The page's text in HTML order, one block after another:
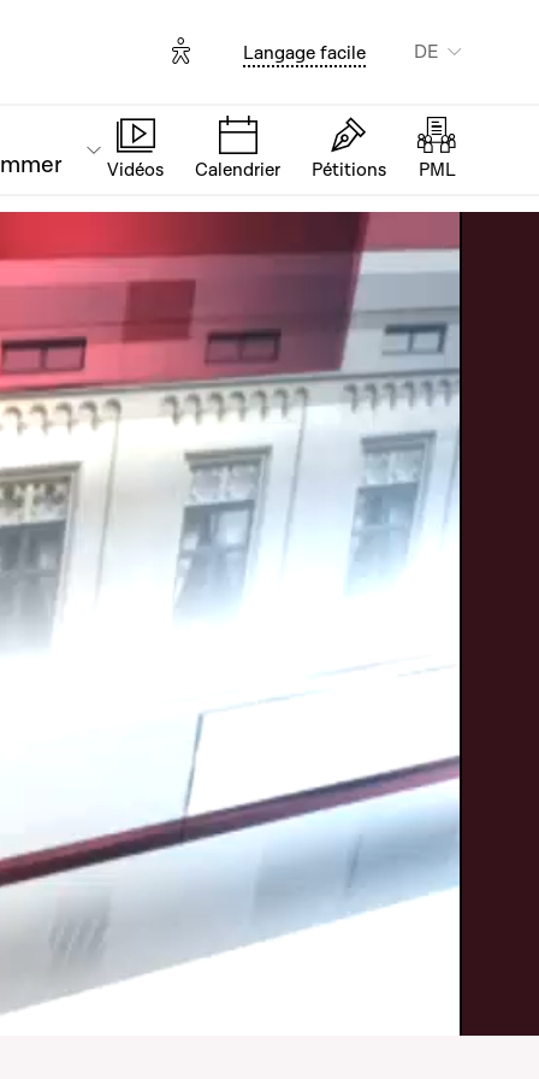
Options d'accessibilité
Langage facile DE
Vidéos Calendrier Pétitions PML